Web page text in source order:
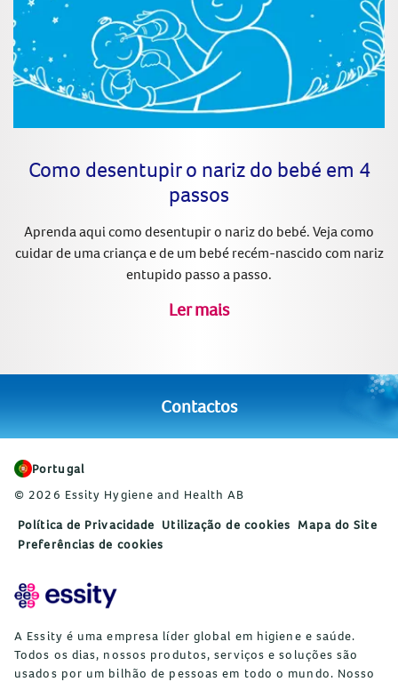
Como desentupir o nariz do bebé em 4
passos
Aprenda aqui como desentupir o nariz do bebé. Veja como
cuidar de uma criança e de um bebé recém-nascido com nariz
entupido passo a passo.
Ler mais
Contactos
Portugal
© 2026 Essity Hygiene and Health AB
Política de Privacidade Utilização de cookies Mapa do Site
Preferências de cookies
A Essity é uma empresa líder global em higiene e saúde.
Todos os dias, nossos produtos, serviços e soluções são
usados por um bilhão de pessoas em todo o mundo. Nosso